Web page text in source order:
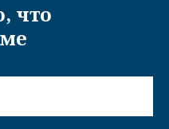
что